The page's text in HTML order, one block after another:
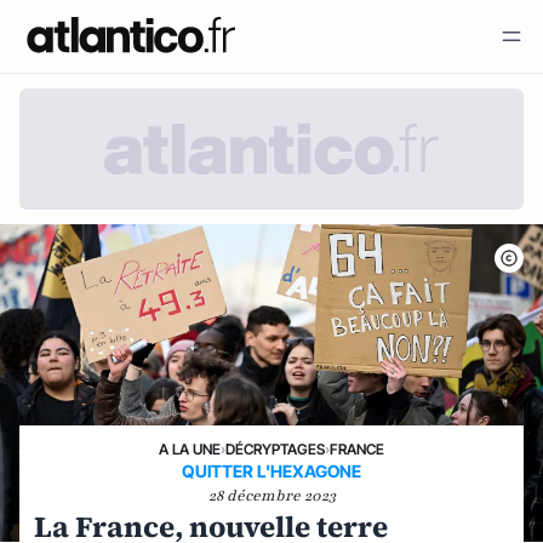
A LA UNE›DÉCRYPTAGES›FRANCE
QUITTER L'HEXAGONE
28 décembre 2023
La France, nouvelle terre